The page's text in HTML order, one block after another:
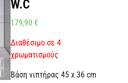
W.C
179,90 €
Διαθέσιμο σε 4
χρωματισμούς
Βάση νιπτήρας 45 x 36 cm